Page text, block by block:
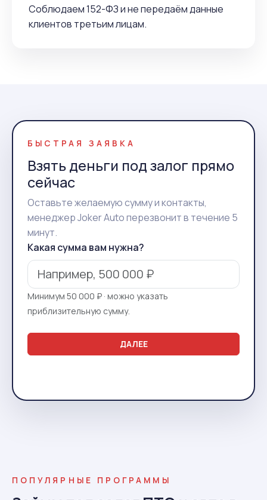
Соблюдаем 152-ФЗ и не передаём данные
клиентов третьим лицам.
БЫСТРАЯ ЗАЯВКА
Взять деньги под залог прямо
сейчас
Оставьте желаемую сумму и контакты,
менеджер Joker Auto перезвонит в течение 5
минут.
Какая сумма вам нужна?
Минимум 50 000 ₽ · можно указать
приблизительную сумму.
ДАЛЕЕ
ПОПУЛЯРНЫЕ ПРОГРАММЫ